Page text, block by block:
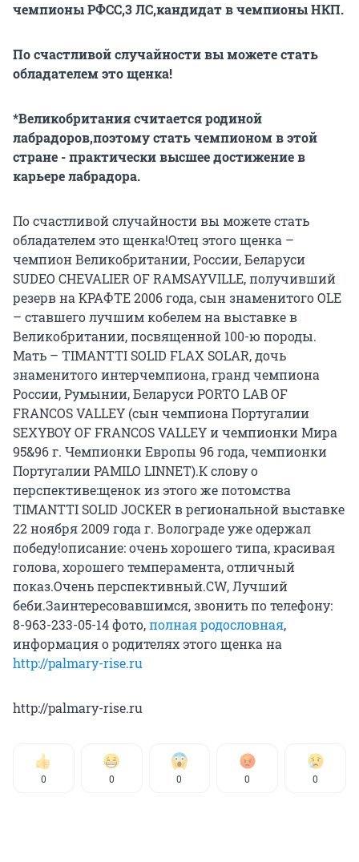
чемпионы РФСС,3 ЛС,кандидат в чемпионы НКП.
По счастливой случайности вы можете стать
обладателем это щенка!
*Великобритания считается родиной
лабрадоров,поэтому стать чемпионом в этой
стране - практически высшее достижение в
карьере лабрадора.
По счастливой случайности вы можете стать
обладателем это щенка!Отец этого щенка –
чемпион Великобритании, России, Беларуси
SUDEO CHEVALIER OF RAMSAYVILLE, получивший
резерв на КРАФТЕ 2006 года, сын знаменитого OLE
– ставшего лучшим кобелем на выставке в
Великобритании, посвященной 100-ю породы.
Мать – TIMANTTI SOLID FLAX SOLAR, дочь
знаменитого интерчемпиона, гранд чемпиона
России, Румынии, Беларуси PORTO LAB OF
FRANCOS VALLEY (сын чемпиона Португалии
SEXYBOY OF FRANCOS VALLEY и чемпионки Мира
95&96 г. Чемпионки Европы 96 года, чемпионки
Португалии PAMILO LINNET).К слову о
перспективе:щенок из этого же потомства
TIMANTTI SOLID JOCKER в региональной выставке
22 ноября 2009 года г. Волограде уже одержал
победу!описание: очень хорошего типа, красивая
голова, хорошего темперамента, отличный
показ.Очень перспективный.CW, Лучший
беби.Заинтересовавшимся, звонить по телефону:
8-963-233-05-14 фото,полная родословная,
информация о родителях этого щенка на
http://palmary-rise.ru
http://palmary-rise.ru
0 0 0 0 0